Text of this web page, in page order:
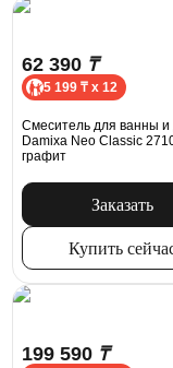
62 390 ₸
5 199 ₸ x 12
Смеситель для ванны
Damixa Neo Classic
графит
Заказать
Купить
199 590 ₸